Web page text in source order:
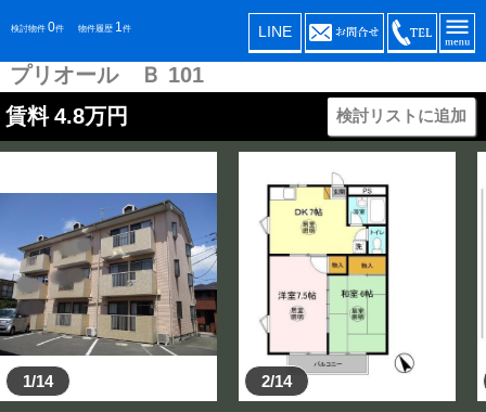
検討物件 0件 物件履歴 1件 LINE
プリオール Ｂ 101
賃料 4.8万円 検討リストに追加
1/14 2/14